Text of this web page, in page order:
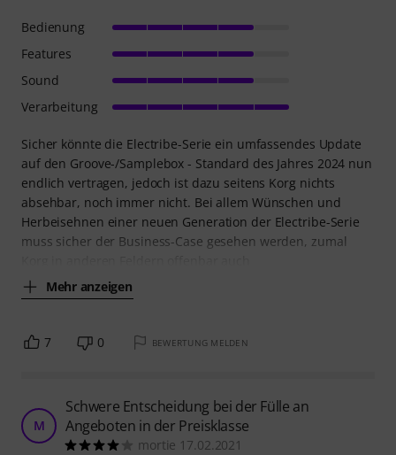
Sicher könnte die Electribe-Serie ein umfassendes Update
auf den Groove-/Samplebox - Standard des Jahres 2024 nun
endlich vertragen, jedoch ist dazu seitens Korg nichts
absehbar, noch immer nicht. Bei allem Wünschen und
Herbeisehnen einer neuen Generation der Electribe-Serie
muss sicher der Business-Case gesehen werden, zumal
Mehr anzeigen
Bedienung
Features
Sound
Verarbeitung
7 0 BEWERTUNG MELDEN
M
Schwere Entscheidung bei der Fülle an
Angeboten in der Preisklasse
mortie 17.02.2021